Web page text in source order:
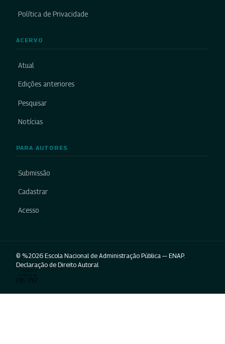
Política de Privacidade
ACERVO
Atual
Edições anteriores
Pesquisar
Notícias
PARA AUTORES
Submissão
Cadastrar
Acesso
© %2026 Escola Nacional de Administração Pública — ENAP.
Declaração de Direito Autoral